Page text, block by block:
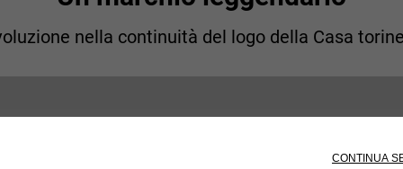
nella continuità del logo della Casa